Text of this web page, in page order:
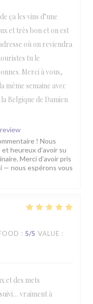
ça les vins d’une
et très bon et on est
où on reviendra
tu le
Merci à vous,
même semaine avec
Belgique de Damien
! Nous
heureux d’avoir su
Merci d’avoir pris
— nous espérons vous
: 5/5 VALUE :
et des mets
vraiment à